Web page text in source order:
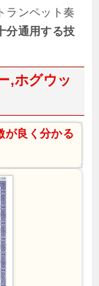
ランペット奏
分通用する技
,ホグウッ
が良く分かる